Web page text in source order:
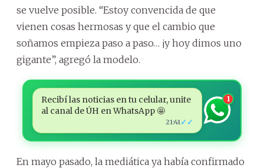
se vuelve posible. “Estoy convencida de que
vienen cosas hermosas y que el cambio que
soñamos empieza paso a paso… ¡y hoy dimos uno
gigante”, agregó la modelo.
Recibí las noticias en tu celular, unite
al canal de ÚH en WhatsApp 🤩
21:41 ✓✓
1
En mayo pasado, la mediática ya había confirmado